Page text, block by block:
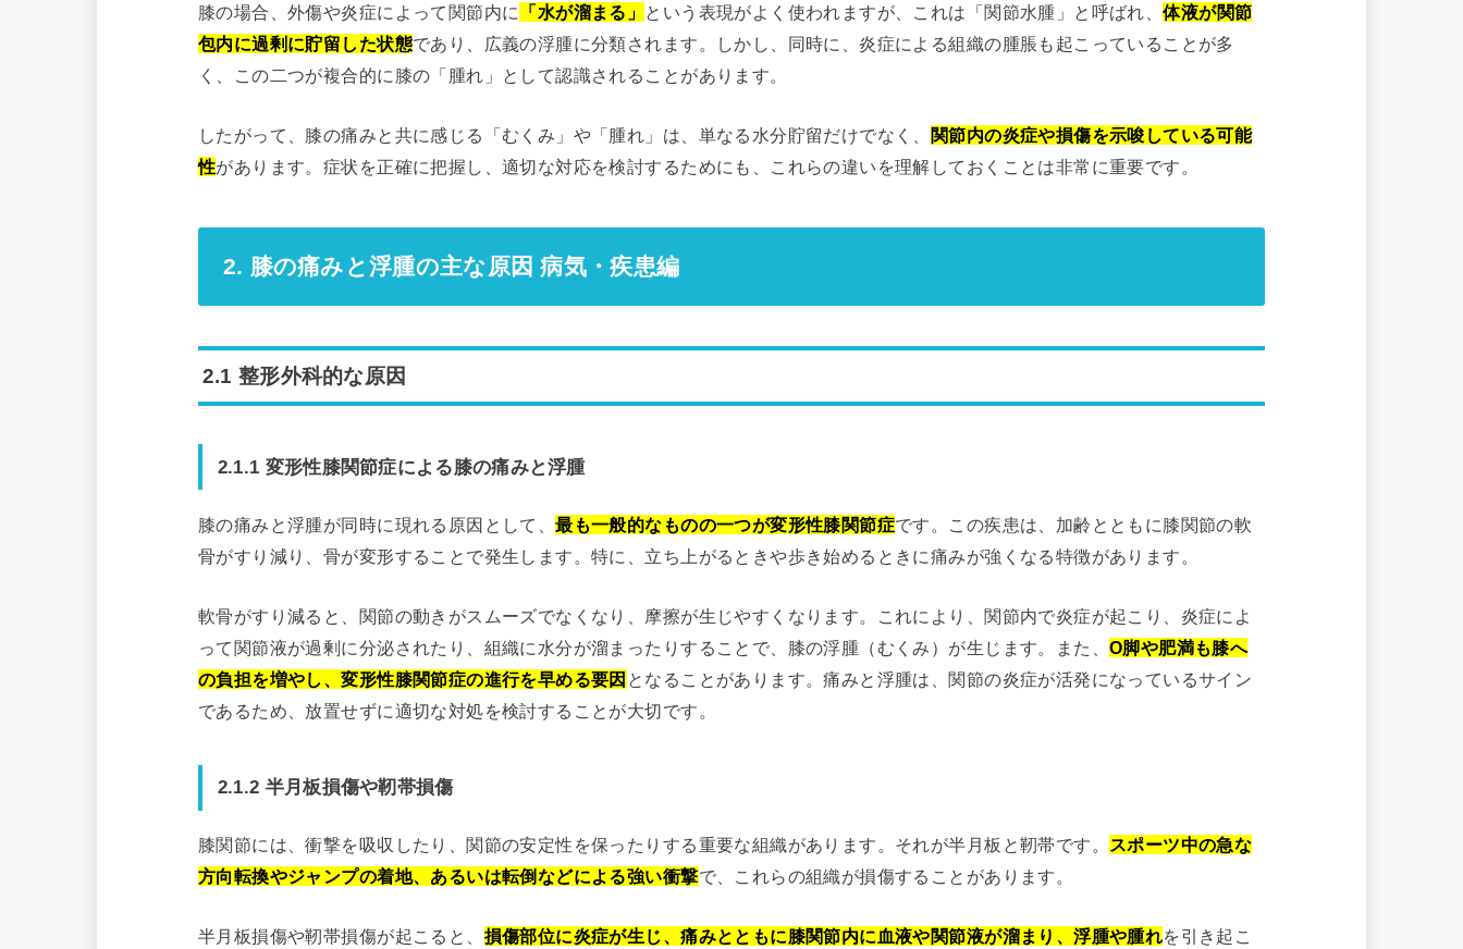
膝の場合、外傷や炎症によって関節内に 「水が溜まる」 という表現がよく使われますが、これは「関節水腫」と呼ばれ、体液が関節
包内に過剰に貯留した状態であり、広義の浮腫に分類されます。しかし、同時に、炎症による組織の腫脹も起こっていることが多
く、この二つが複合的に膝の「腫れ」として認識されることがあります。
したがって、膝の痛みと共に感じる「むくみ」や「腫れ」は、単なる水分貯留だけでなく、
関節内の炎症や損傷を示唆している可能
性があります。症状を正確に把握し、適切な対応を検討するためにも、これらの違いを理解しておくことは非常に重要です。
2. 膝の痛みと浮腫の主な原因 病気・疾患編
2.1 整形外科的な原因
2.1.1 変形性膝関節症による膝の痛みと浮腫
膝の痛みと浮腫が同時に現れる原因として、最も一般的なものの一つが変形性膝関節症です。この疾患は、加齢とともに膝関節の軟
骨がすり減り、骨が変形することで発生します。特に、立ち上がるときや歩き始めるときに痛みが強くなる特徴があります。
軟骨がすり減ると、関節の動きがスムーズでなくなり、摩擦が生じやすくなります。これにより、関節内で炎症が起こり、炎症によ
って関節液が過剰に分泌されたり、組織に水分が溜まったりすることで、膝の浮腫（むくみ）が生じます。また、O脚や肥満も膝へ
の負担を増やし、変形性膝関節症の進行を早める要因 となることがあります。痛みと浮腫は、関節の炎症が活発になっているサイン
であるため、放置せずに適切な対処を検討することが大切です。
2.1.2 半月板損傷や靭帯損傷
膝関節には、衝撃を吸収したり、関節の安定性を保ったりする重要な組織があります。それが半月板と靭帯です。
スポーツ中の急な
方向転換やジャンプの着地、あるいは転倒などによる強い衝撃で、これらの組織が損傷することがあります。
半月板損傷や靭帯損傷が起こると、 損傷部位に炎症が生じ、痛みとともに膝関節内に血液や関節液が溜まり、浮腫や腫れを引き起こ